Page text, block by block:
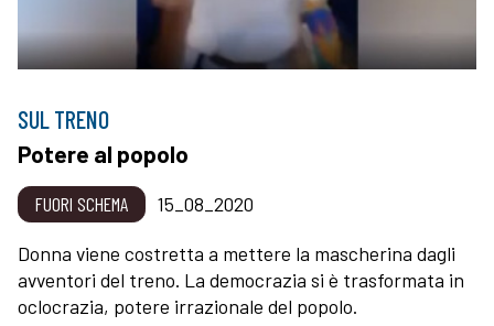
SUL TRENO
Potere al popolo
FUORI SCHEMA 15_08_2020
Donna viene costretta a mettere la mascherina dagli
avventori del treno. La democrazia si è trasformata in
oclocrazia, potere irrazionale del popolo.